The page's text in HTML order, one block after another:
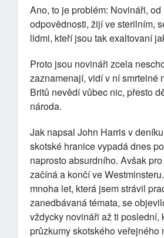
Ano, to je problém: Novináři,
odpovědnosti, žijí ve sterilním,
lidmi, kteří jsou tak exaltovaní
Proto jsou novináři zcela
zaznamenají, vidí v ní smrtelné
Britů nevědí vůbec nic, přesto
národa.
Jak napsal John Harris v deníku
skotské hranice vypadá dnes
naprosto absurdního. Avšak
začíná a končí ve
mnoha let, která jsem strávil
zanedbávaná témata, se
vždycky novináři až ti
průzkumy skotského